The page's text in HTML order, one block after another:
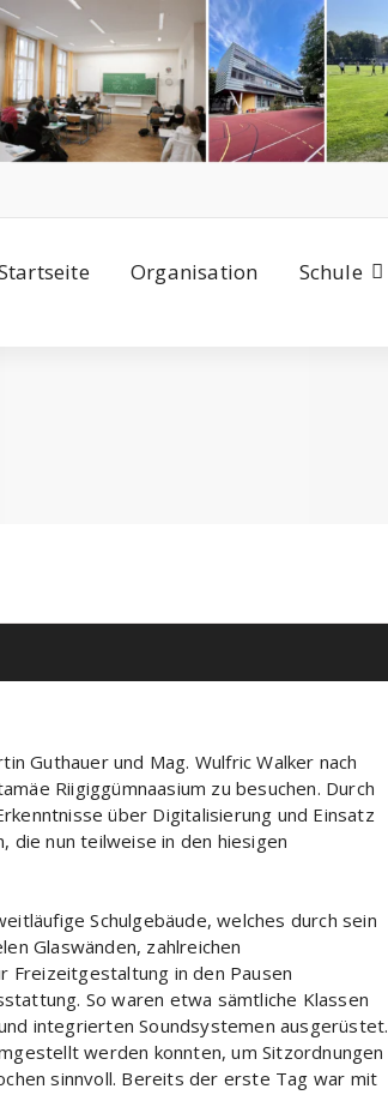
Organisation Schule
Guthauer und Mag. Wulfric Walker nach
Riigiggümnaasium zu besuchen. Durch
über Digitalisierung und Einsatz
die nun teilweise in den hiesigen
Schulgebäude, welches durch sein
Glaswänden, zahlreichen
Freizeitgestaltung in den Pausen
So waren etwa sämtliche Klassen
integrierten Soundsystemen ausgerüstet.
werden konnten, um Sitzordnungen
sinnvoll. Bereits der erste Tag war mit